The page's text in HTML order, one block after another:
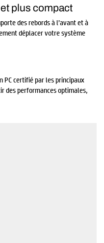
plus compact
des rebords à l’avant et à
déplacer votre système
PC certifié par les principaux
des performances optimales,